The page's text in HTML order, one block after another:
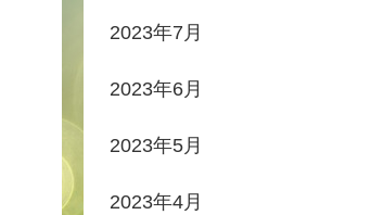
2023年7月
2023年6月
2023年5月
2023年4月